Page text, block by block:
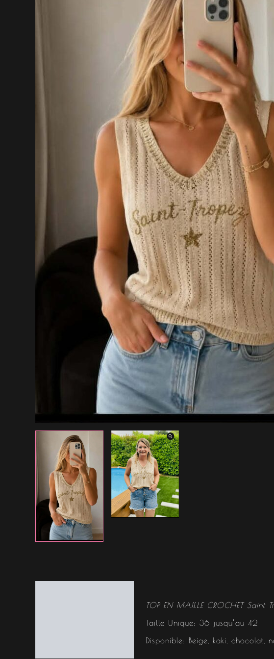
TOP EN MAILLE CROCHET
Taille Unique: 36 jusqu’au 42
Disponible: Beige, kaki, chocolat,